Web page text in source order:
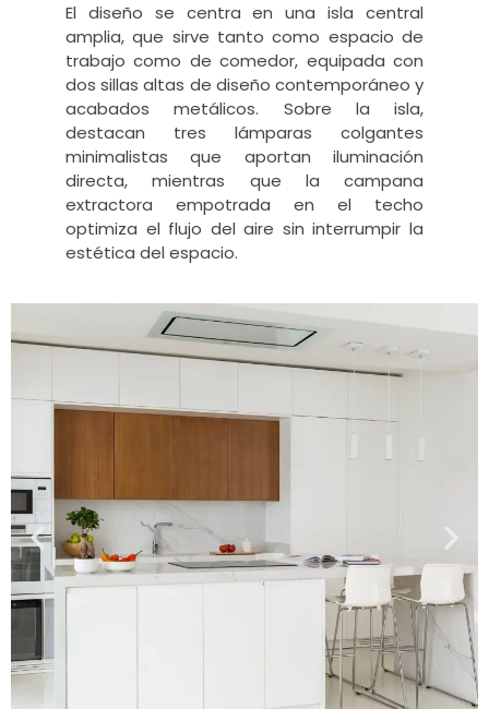
El diseño se centra en una isla central
amplia, que sirve tanto como espacio de
trabajo como de comedor, equipada con
dos sillas altas de diseño contemporáneo y
acabados metálicos. Sobre la isla,
destacan tres lámparas colgantes
minimalistas que aportan iluminación
directa, mientras que la campana
extractora empotrada en el techo
optimiza el flujo del aire sin interrumpir la
estética del espacio.